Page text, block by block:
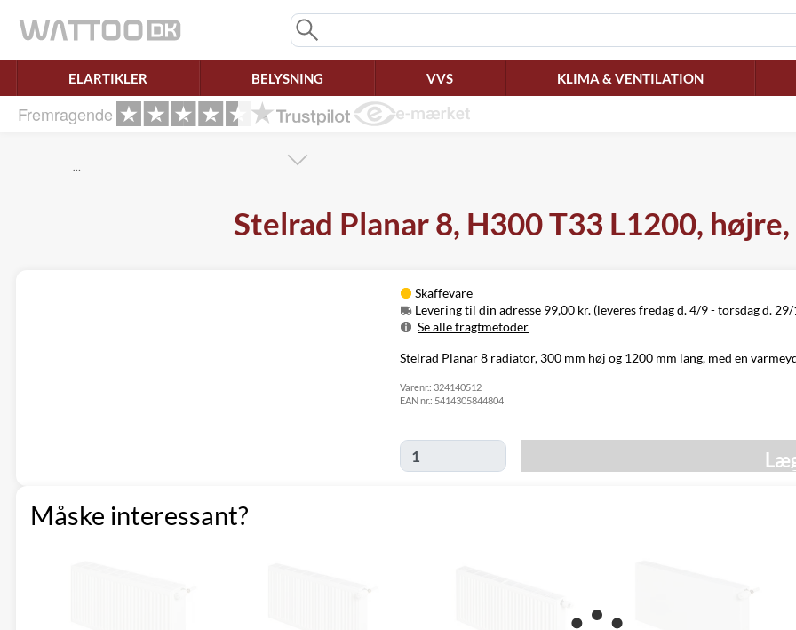
ELARTIKLER BELYSNING VVS KLIMA & VENTILATION
Fremragende
…
Stelrad Planar 8, H300 T33 L1200,
Skaffevare
Levering til din adresse 99,00 kr. (leveres fredag d. 4/9 - torsdag d.
Se alle fragtmetoder
Metode
Pris
Leveres
din adresse
Click&Collect
(9230)
Stelrad Planar 8 radiator, 300 mm høj og 1200 mm lang, med en
Varenr.: 324140512
EAN nr.: 5414305844804
Måske interessant?
Ret samtykke!